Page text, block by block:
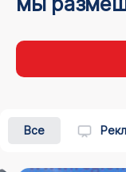
Все